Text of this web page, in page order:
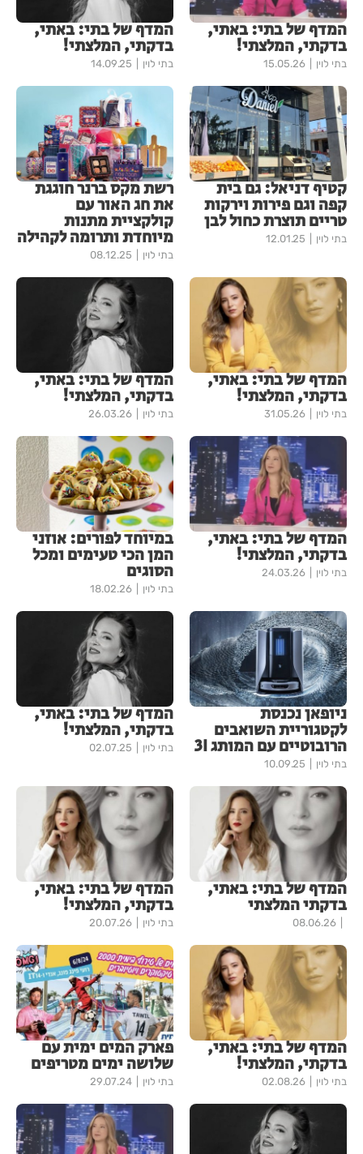
המדף של בתי: באתי,
בדקתי, המלצתי!
בתי לוין 15.05.26
המדף של בתי: באתי,
בדקתי, המלצתי!
בתי לוין 14.09.25
קטיף דניאל: גם בית
קפה וגם פירות וירקות
טריים תוצרת כחול לבן
בתי לוין 12.01.25
רשת מקס ברנר חוגגת
את חג האור עם
קולקציית מתנות
מיוחדת ותרומה לקהילה
בתי לוין 08.12.25
המדף של בתי: באתי,
בדקתי, המלצתי!
בתי לוין 31.05.26
המדף של בתי: באתי,
בדקתי, המלצתי!
בתי לוין 26.03.26
המדף של בתי: באתי,
בדקתי, המלצתי!
בתי לוין 24.03.26
במיוחד לפורים: אוזני
המן הכי טעימים ומכל
הסוגים
בתי לוין 18.02.26
ניופאן נכנסת
לקטגוריית השואבים
הרובוטיים עם המותג 3I
בתי לוין 10.09.25
המדף של בתי: באתי,
בדקתי, המלצתי!
בתי לוין 02.07.25
המדף של בתי: באתי,
בדקתי המלצתי
08.06.26
המדף של בתי: באתי,
בדקתי, המלצתי!
בתי לוין 20.07.26
המדף של בתי: באתי,
בדקתי, המלצתי!
בתי לוין 02.08.26
פארק המים ימית עם
שלושה ימים מטריפים
בתי לוין 29.07.24